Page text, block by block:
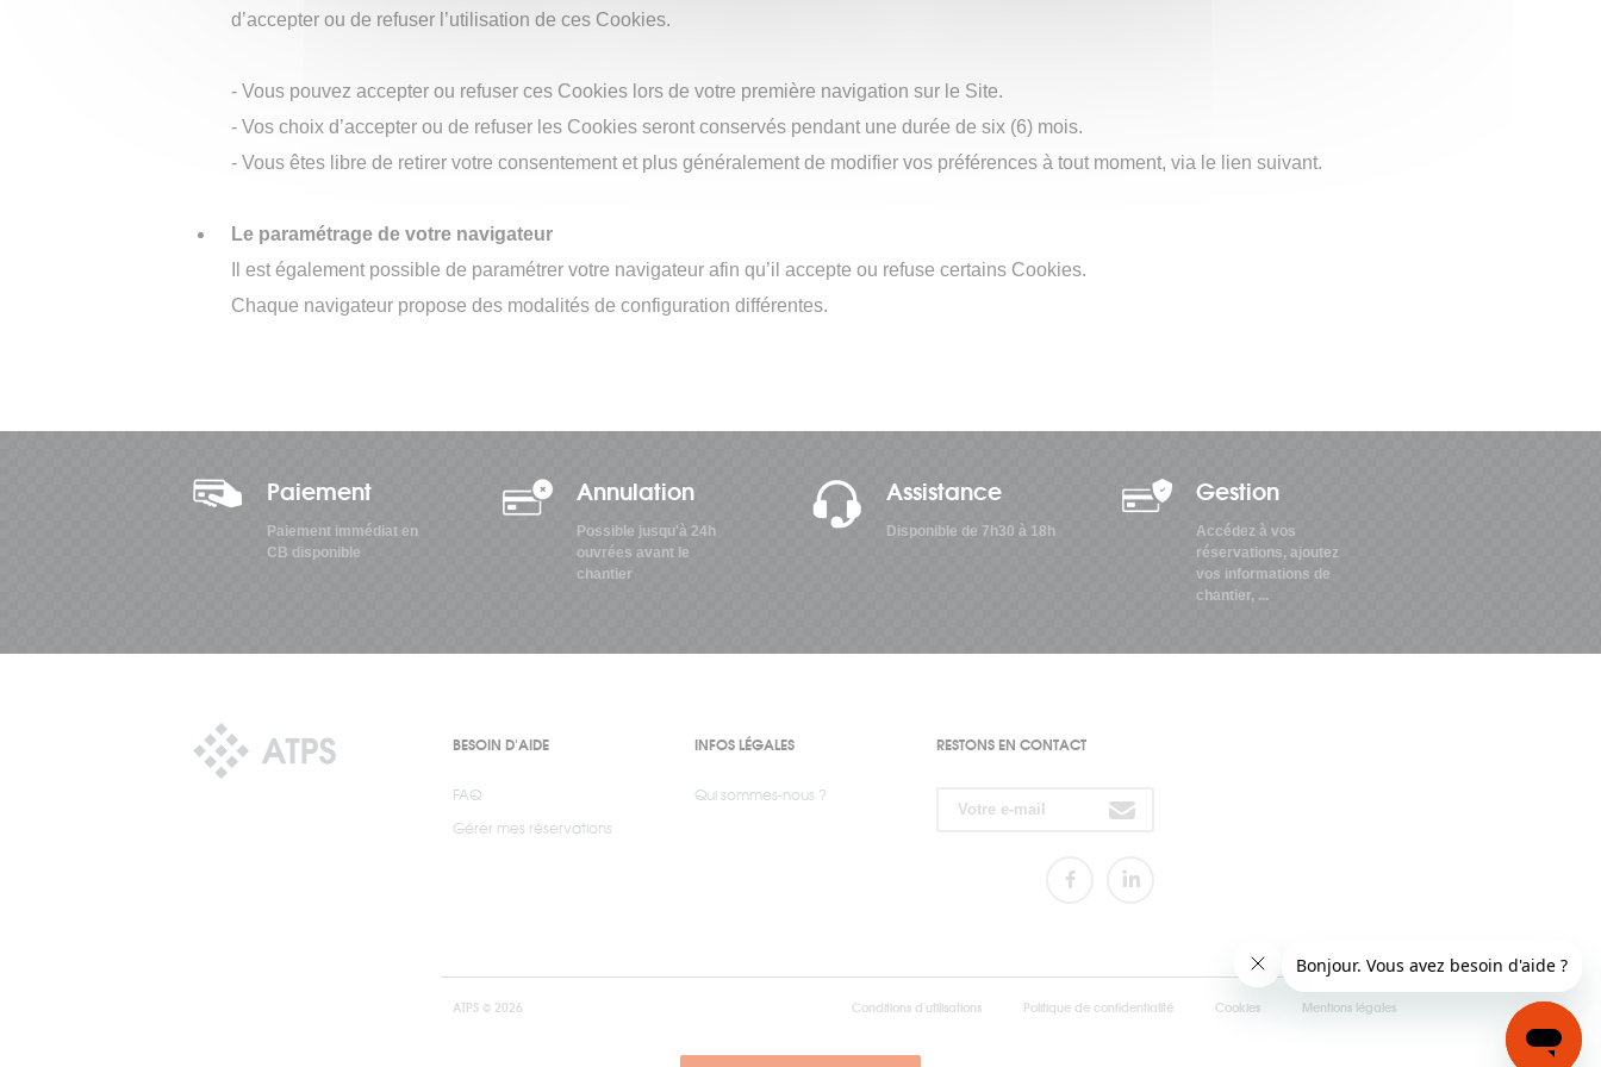
VV
MT
Alimentateur
MT
2i
OFFSET
d’accepter ou de refuser l’utilisation de ces Cookies.
- Vous pouvez accepter ou refuser ces Cookies lors de votre première navigation sur le Site.
- Vos choix d’accepter ou de refuser les Cookies seront conservés pendant une durée de six (6) mois.
- Vous êtes libre de retirer votre consentement et plus généralement de modifier vos préférences à tout moment, via le lien suivant.
Le paramétrage de votre navigateur
Il est également possible de paramétrer votre navigateur afin qu’il accepte ou refuse certains Cookies.
Chaque navigateur propose des modalités de configuration différentes.
Paiement
Paiement immédiat en
CB disponible
Annulation
Possible jusqu'à 24h
ouvrées avant le
chantier
Assistance
Disponible de 7h30 à 18h
Gestion
Accédez à vos
réservations, ajoutez
vos informations de
chantier, ...
BESOIN D'AIDE
FAQ
Gérer mes réservations
INFOS LÉGALES
Qui sommes-nous ?
RESTONS EN CONTACT
ATPS © 2026 Conditions d'utilisations Politique de confidentialité Cookies Mentions légales